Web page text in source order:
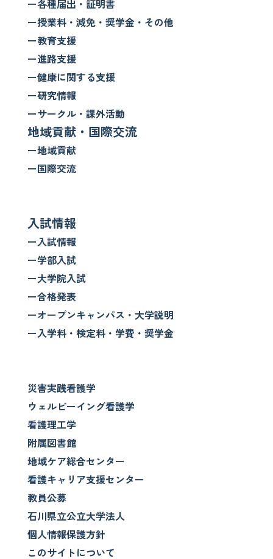
ー各種届出・証明書
ー授業料・減免・奨学金・その他
ー教育支援
ー進路支援
ー健康に関する支援
ー研究情報
ーサークル・課外活動
地域貢献・国際交流
ー地域貢献
ー国際交流
入試情報
ー入試情報
ー学部入試
ー大学院入試
ー合格発表
ーオープンキャンパス・大学説明
ー入学料・検定料・学費・奨学金
災害実践看護学
ウェルビーイング看護学
看護理工学
附属図書館
地域ケア総合センター
看護キャリア支援センター
教員公募
石川県立公立大学法人
個人情報保護方針
このサイトについて